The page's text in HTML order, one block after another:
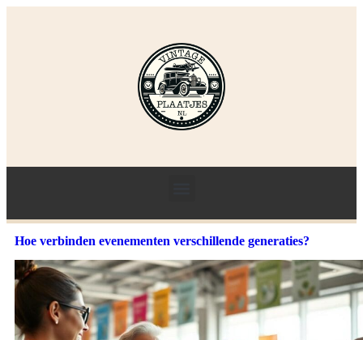
Hoe verbinden evenementen verschillende generaties?